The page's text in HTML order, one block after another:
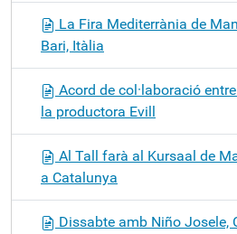
La Fira Mediterrània de
Bari, Itàlia
Acord de col·laboració
la productora Evill
Al Tall farà al Kursaal de
a Catalunya
Dissabte amb Niño Josele,